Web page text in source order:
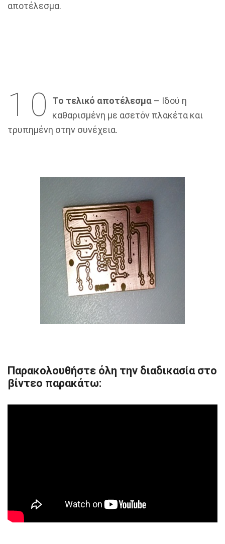
αποτέλεσμα.
1 0 Tο τελικό αποτέλεσμα – Ιδού η
καθαρισμένη με ασετόν πλακέτα και
τρυπημένη στην συνέχεια.
Παρακολουθήστε όλη την διαδικασία στο
βίντεο παρακάτω: